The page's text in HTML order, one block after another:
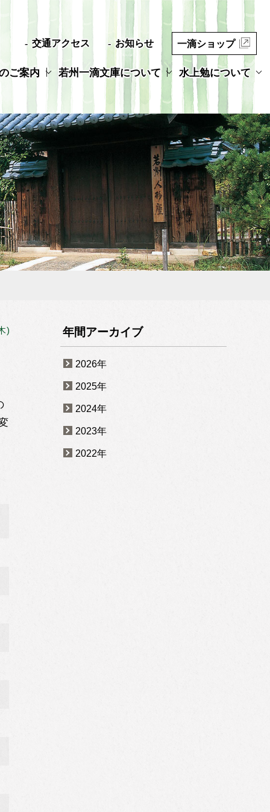
ご案内
若州一滴文庫について
若州一滴文庫とは
NPO法人 一滴の里
賛助会員募集
水上勉について
プロフィール
著書紹介
一滴の水脈
交通アクセス お知らせ 一滴ショップ
) 年間アーカイブ
2026年
2025年
2024年
2023年
2022年